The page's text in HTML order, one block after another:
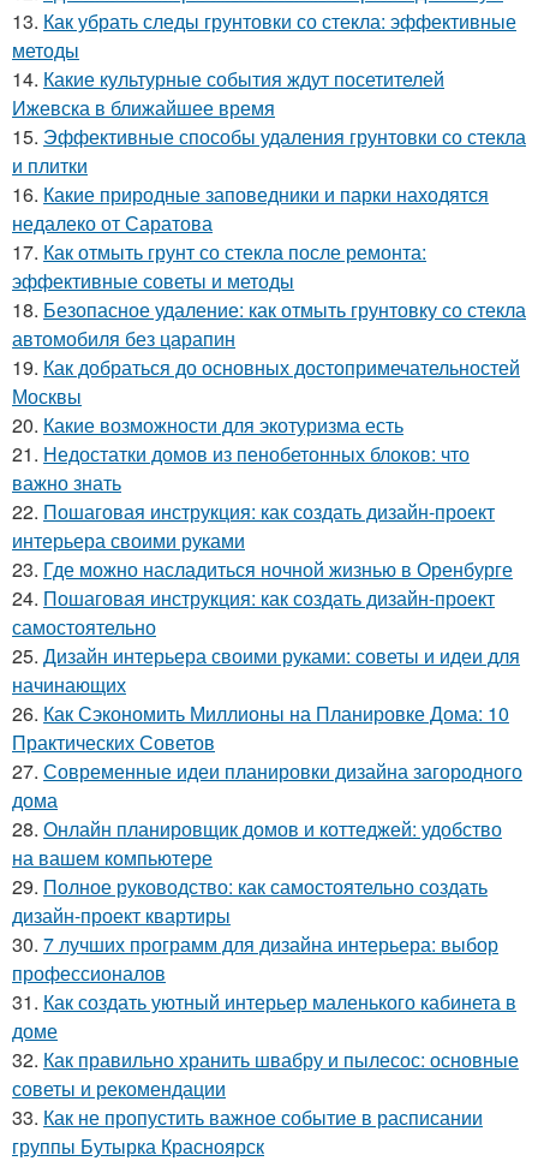
13. Как убрать следы грунтовки со стекла: эффективные
методы
14. Какие культурные события ждут посетителей
Ижевска в ближайшее время
15. Эффективные способы удаления грунтовки со стекла
и плитки
16. Какие природные заповедники и парки находятся
недалеко от Саратова
17. Как отмыть грунт со стекла после ремонта:
эффективные советы и методы
18. Безопасное удаление: как отмыть грунтовку со стекла
автомобиля без царапин
19. Как добраться до основных достопримечательностей
Москвы
20. Какие возможности для экотуризма есть
21. Недостатки домов из пенобетонных блоков: что
важно знать
22. Пошаговая инструкция: как создать дизайн-проект
интерьера своими руками
23. Где можно насладиться ночной жизнью в Оренбурге
24. Пошаговая инструкция: как создать дизайн-проект
самостоятельно
25. Дизайн интерьера своими руками: советы и идеи для
начинающих
26. Как Сэкономить Миллионы на Планировке Дома: 10
Практических Советов
27. Современные идеи планировки дизайна загородного
дома
28. Онлайн планировщик домов и коттеджей: удобство
на вашем компьютере
29. Полное руководство: как самостоятельно создать
дизайн-проект квартиры
30. 7 лучших программ для дизайна интерьера: выбор
профессионалов
31. Как создать уютный интерьер маленького кабинета в
доме
32. Как правильно хранить швабру и пылесос: основные
советы и рекомендации
33. Как не пропустить важное событие в расписании
группы Бутырка Красноярск